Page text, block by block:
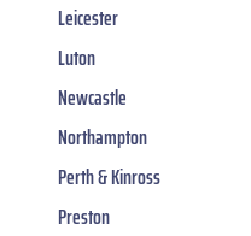
Leicester
Luton
Newcastle
Northampton
Perth & Kinross
Preston